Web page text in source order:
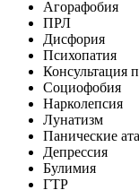
Агорафобия
ПРЛ
Дисфория
Психопатия
Консультация
Социофобия
Нарколепсия
Лунатизм
Панические
Депрессия
Булимия
ГТР